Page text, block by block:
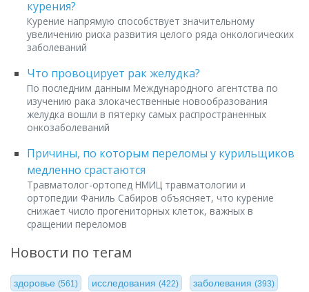
курения?
Курение напрямую способствует значительному
увеличению риска развития целого ряда онкологических
заболеваний
Что провоцирует рак желудка?
По последним данным Международного агентства по
изучению рака злокачественные новообразования
желудка вошли в пятерку самых распространенных
онкозаболеваний
Причины, по которым переломы у курильщиков
медленно срастаются
Травматолог-ортопед НМИЦ травматологии и
ортопедии Фаниль Сабиров объясняет, что курение
снижает число прогениторных клеток, важных в
сращении переломов
Новости по тегам
здоровье (561) исследования(422) заболевания (393)